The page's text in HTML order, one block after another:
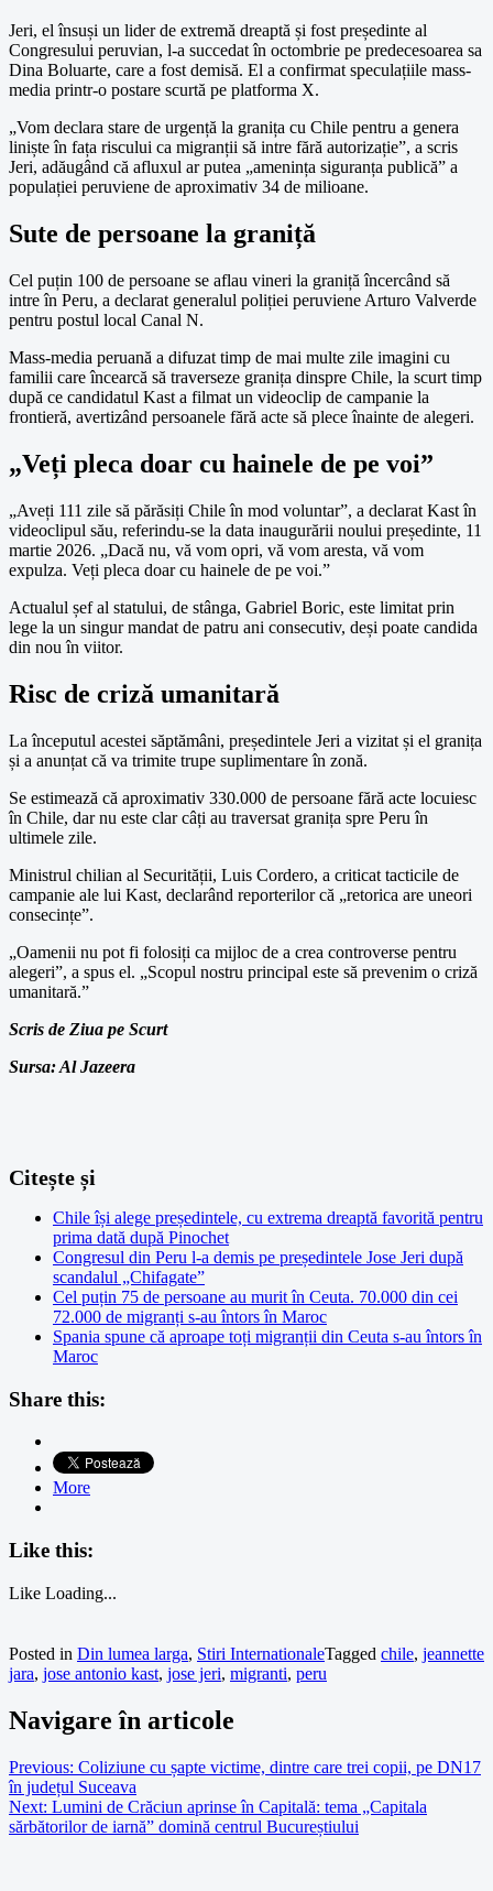
Jeri, el însuși un lider de extremă dreaptă și fost președinte al
Congresului peruvian, l-a succedat în octombrie pe predecesoarea sa
Dina Boluarte, care a fost demisă. El a confirmat speculațiile mass-
media printr-o postare scurtă pe platforma X.
„Vom declara stare de urgență la granița cu Chile pentru a genera
liniște în fața riscului ca migranții să intre fără autorizație”, a scris
Jeri, adăugând că afluxul ar putea „amenința siguranța publică” a
populației peruviene de aproximativ 34 de milioane.
Sute de persoane la graniță
Cel puțin 100 de persoane se aflau vineri la graniță încercând să
intre în Peru, a declarat generalul poliției peruviene Arturo Valverde
pentru postul local Canal N.
Mass-media peruană a difuzat timp de mai multe zile imagini cu
familii care încearcă să traverseze granița dinspre Chile, la scurt timp
după ce candidatul Kast a filmat un videoclip de campanie la
frontieră, avertizând persoanele fără acte să plece înainte de alegeri.
„Veți pleca doar cu hainele de pe voi”
„Aveți 111 zile să părăsiți Chile în mod voluntar”, a declarat Kast în
videoclipul său, referindu-se la data inaugurării noului președinte, 11
martie 2026. „Dacă nu, vă vom opri, vă vom aresta, vă vom
expulza. Veți pleca doar cu hainele de pe voi.”
Actualul șef al statului, de stânga, Gabriel Boric, este limitat prin
lege la un singur mandat de patru ani consecutiv, deși poate candida
din nou în viitor.
Risc de criză umanitară
La începutul acestei săptămâni, președintele Jeri a vizitat și el granița
și a anunțat că va trimite trupe suplimentare în zonă.
Se estimează că aproximativ 330.000 de persoane fără acte locuiesc
în Chile, dar nu este clar câți au traversat granița spre Peru în
ultimele zile.
Ministrul chilian al Securității, Luis Cordero, a criticat tacticile de
campanie ale lui Kast, declarând reporterilor că „retorica are uneori
consecințe”.
„Oamenii nu pot fi folosiți ca mijloc de a crea controverse pentru
alegeri”, a spus el. „Scopul nostru principal este să prevenim o criză
umanitară.”
Scris de Ziua pe Scurt
Sursa: Al Jazeera
Citește și
Chile își alege președintele, cu extrema dreaptă favorită pentru
prima dată după Pinochet
Congresul din Peru l-a demis pe președintele Jose Jeri după
scandalul „Chifagate”
Cel puțin 75 de persoane au murit în Ceuta. 70.000 din cei
72.000 de migranți s-au întors în Maroc
Spania spune că aproape toți migranții din Ceuta s-au întors în
Maroc
Share this:
More
Like this:
Like Loading...
Posted in Din lumea larga, Stiri InternationaleTagged chile, jeannette
jara, jose antonio kast, jose jeri, migranti, peru
Navigare în articole
Previous: Coliziune cu șapte victime, dintre care trei copii, pe DN17
în județul Suceava
Next: Lumini de Crăciun aprinse în Capitală: tema „Capitala
sărbătorilor de iarnă” domină centrul Bucureștiului